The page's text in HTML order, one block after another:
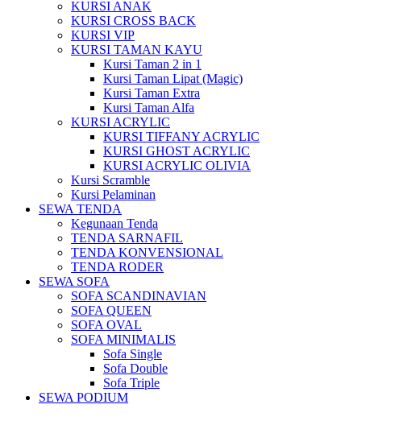
KURSI ANAK
KURSI CROSS BACK
KURSI VIP
KURSI TAMAN KAYU
Kursi Taman 2 in 1
Kursi Taman Lipat (Magic)
Kursi Taman Extra
Kursi Taman Alfa
KURSI ACRYLIC
KURSI TIFFANY ACRYLIC
KURSI GHOST ACRYLIC
KURSI ACRYLIC OLIVIA
Kursi Scramble
Kursi Pelaminan
SEWA TENDA
Kegunaan Tenda
TENDA SARNAFIL
TENDA KONVENSIONAL
TENDA RODER
SEWA SOFA
SOFA SCANDINAVIAN
SOFA QUEEN
SOFA OVAL
SOFA MINIMALIS
Sofa Single
Sofa Double
Sofa Triple
SEWA PODIUM